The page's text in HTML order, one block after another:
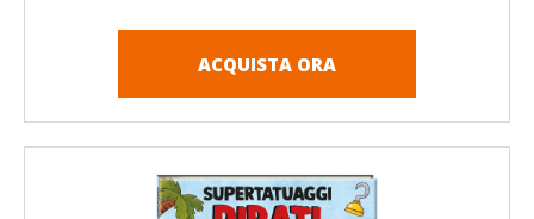
ACQUISTA ORA